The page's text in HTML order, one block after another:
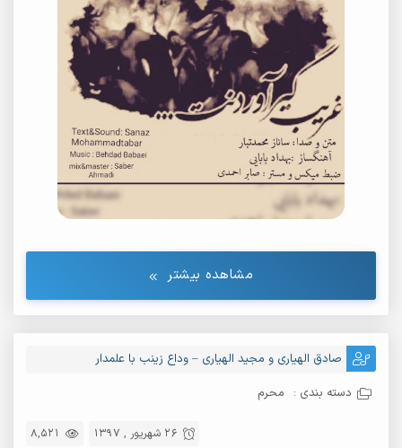
مشاهده بیشتر
صادق الهیاری و مجید الهیاری – وداع زینب با علمدار
دسته بندی : محرم
8,521 26 شهریور , 1397